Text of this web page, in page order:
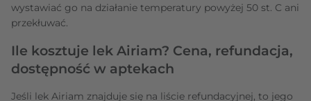
wystawiać go na działanie temperatury powyżej 50 st. C ani
przekłuwać.
Ile kosztuje lek Airiam? Cena, refundacja,
dostępność w aptekach
Jeśli lek Airiam znajduje się na liście refundacyjnej, to jego